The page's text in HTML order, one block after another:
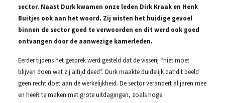
sector. Naast Durk kwamen onze leden Dirk Kraak en Henk
Buitjes ook aan het woord. Zij wisten het huidige gevoel
binnen de sector goed te verwoorden en dit werd ook goed
ontvangen door de aanwezige kamerleden.
Eerder tijdens het gesprek werd gesteld dat de visserij “niet moet
blijven doen wat zij altijd deed”. Durk maakte duidelijk dat dit beeld
geen recht doet aan de werkelijkheid. De sector verandert al jaren mee
en heeft te maken met grote uitdagingen, zoals hoge